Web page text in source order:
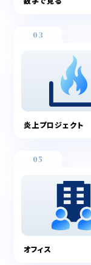
03
炎上プロジェクト
05
オフィス